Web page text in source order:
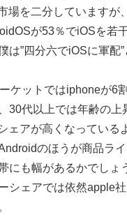
場を二分していますが
が53％でiOSを若
は”四分六でiOSに軍配
ケットではiphoneが6
30代以上では年齢の上
ェアが高くなっている
のほうが商品ラ
にも幅があるかでしょ
シェアでは依然apple